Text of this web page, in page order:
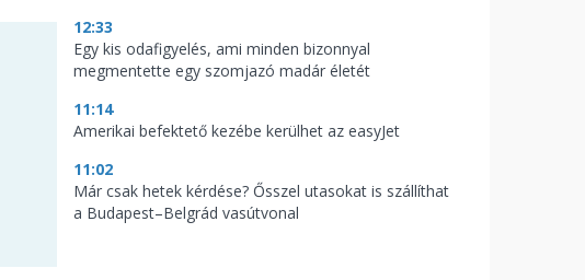
12:33
Egy kis odafigyelés, ami minden bizonnyal
megmentette egy szomjazó madár életét
11:14
Amerikai befektető kezébe kerülhet az easyJet
11:02
Már csak hetek kérdése? Ősszel utasokat is szállíthat
a Budapest–Belgrád vasútvonal